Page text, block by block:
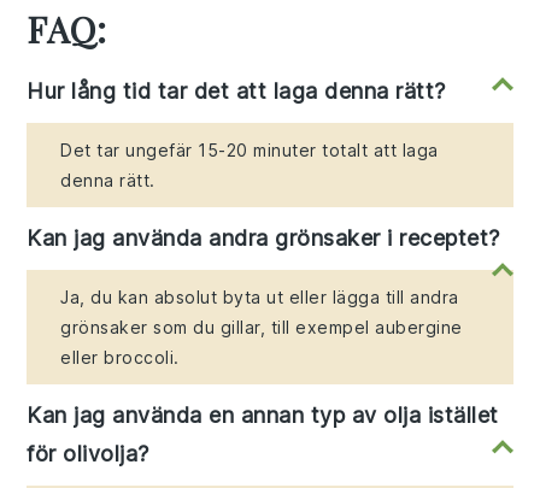
FAQ:
Hur lång tid tar det att laga denna rätt?
Det tar ungefär 15-20 minuter totalt att laga
denna rätt.
Kan jag använda andra grönsaker i receptet?
Ja, du kan absolut byta ut eller lägga till andra
grönsaker som du gillar, till exempel aubergine
eller broccoli.
Kan jag använda en annan typ av olja istället
för olivolja?